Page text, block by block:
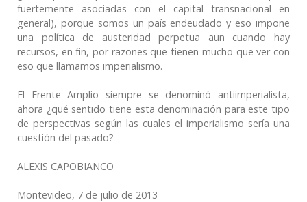
fuertemente asociadas con el capital transnacional en
general), porque somos un país endeudado y eso impone
una política de austeridad perpetua aun cuando hay
recursos, en fin, por razones que tienen mucho que ver con
eso que llamamos imperialismo.
El Frente Amplio siempre se denominó antiimperialista,
ahora ¿qué sentido tiene esta denominación para este tipo
de perspectivas según las cuales el imperialismo sería una
cuestión del pasado?
ALEXIS CAPOBIANCO
Montevideo, 7 de julio de 2013